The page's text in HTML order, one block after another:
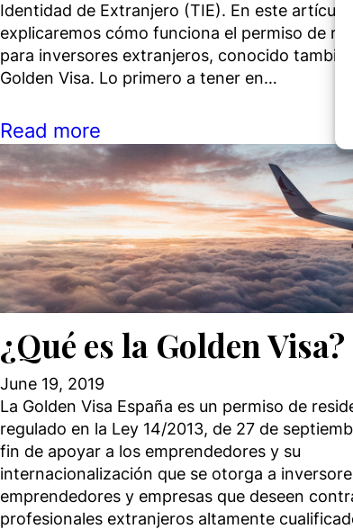
Identidad de Extranjero (TIE). En este artículo
explicaremos cómo funciona el permiso de
para inversores extranjeros, conocido también
Golden Visa. Lo primero a tener en…
Read more
¿Qué es la Golden Visa?
June 19, 2019
La Golden Visa España es un permiso de
regulado en la Ley 14/2013, de 27 de
fin de apoyar a los emprendedores y su
internacionalización que se otorga a
emprendedores y empresas que deseen
profesionales extranjeros altamente